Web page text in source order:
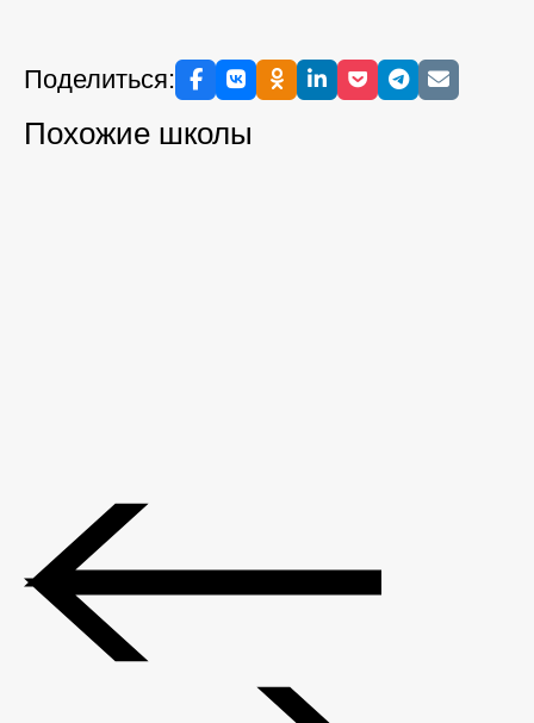
Поделиться:
Похожие школы